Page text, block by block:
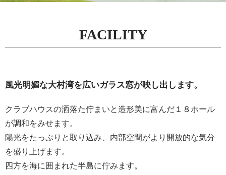
FACILITY
風光明媚な大村湾を広いガラス窓が映し出します。
クラブハウスの洒落た佇まいと造形美に富んだ１８ホール
が調和をみせます。
陽光をたっぷりと取り込み、内部空間がより開放的な気分
を盛り上げます。
四方を海に囲まれた半島に佇みます。